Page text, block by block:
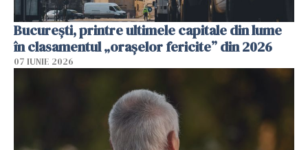
București, printre ultimele capitale din lume
în clasamentul „orașelor fericite” din 2026
07 IUNIE 2026